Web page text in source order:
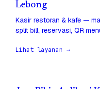
Lebong
Kasir restoran & kafe —
split bill, reservasi, QR
Lihat layanan →